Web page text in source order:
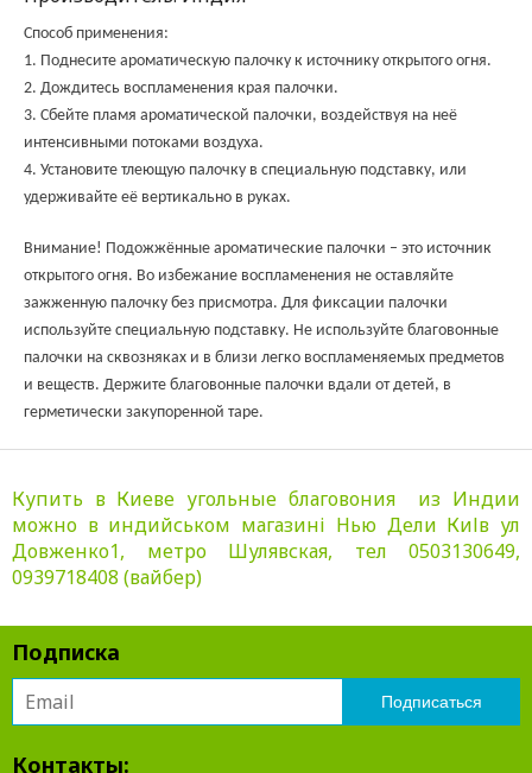
Способ применения:
1. Поднесите ароматическую палочку к источнику открытого огня.
2. Дождитесь воспламенения края палочки.
3. Сбейте пламя ароматической палочки, воздействуя на неё
интенсивными потоками воздуха.
4. Установите тлеющую палочку в специальную подставку, или
удерживайте её вертикально в руках.
Внимание! Подожжённые ароматические палочки – это источник
открытого огня. Во избежание воспламенения не оставляйте
зажженную палочку без присмотра. Для фиксации палочки
используйте специальную подставку. Не используйте благовонные
палочки на сквозняках и в близи легко воспламеняемых предметов
и веществ. Держите благовонные палочки вдали от детей, в
герметически закупоренной таре.
Купить в Киеве угольные благовония из Индии
можно в индийськом магазині Нью Дели КиІв ул
Довженко1, метро Шулявская, тел 0503130649,
0939718408 (вайбер)
Подписка
Контакты: